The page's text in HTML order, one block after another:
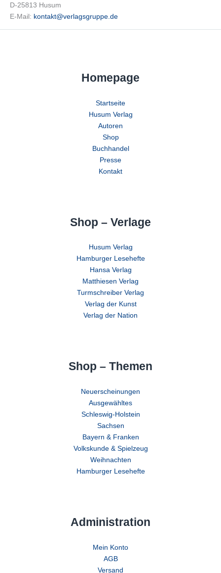
D-25813 Husum
E-Mail: kontakt@verlagsgruppe.de
Homepage
Startseite
Husum Verlag
Autoren
Shop
Buchhandel
Presse
Kontakt
Shop – Verlage
Husum Verlag
Hamburger Lesehefte
Hansa Verlag
Matthiesen Verlag
Turmschreiber Verlag
Verlag der Kunst
Verlag der Nation
Shop – Themen
Neuerscheinungen
Ausgewähltes
Schleswig-Holstein
Sachsen
Bayern & Franken
Volkskunde & Spielzeug
Weihnachten
Hamburger Lesehefte
Administration
Mein Konto
AGB
Versand